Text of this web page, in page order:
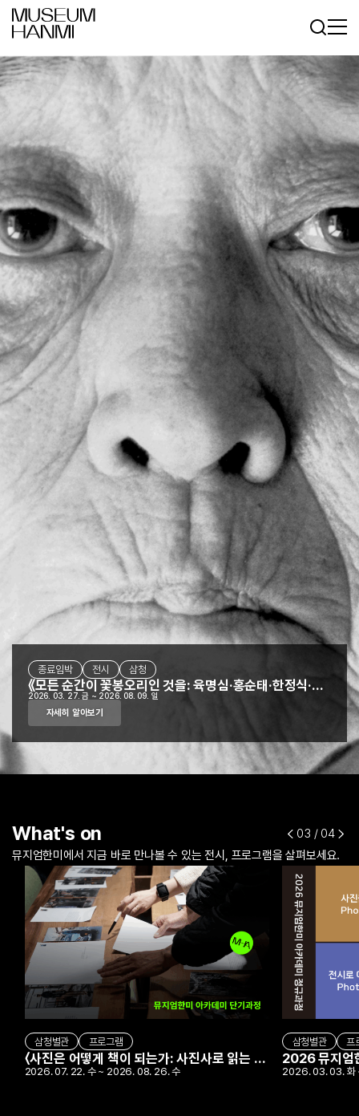
종료임박 전시 삼청
《모든 순간이 꽃봉오리인 것을: 육명심·홍순태·한정식·박영숙》
2026. 03. 27. 금 ~ 2026. 08. 09. 일
자세히 알아보기
전시 삼청별관
D-36 프로그램 김포
What's on 03 / 04
뮤지엄한미에서 지금 바로 만나볼 수 있는 전시, 프로그램을 살펴보세요.
삼청별관 프로그램
〈사진은 어떻게 책이 되는가: 사진사로 읽는 포토북〉
2026. 07. 22. 수 ~ 2026. 08. 26. 수
삼청별관 프
2026 뮤지엄
2026. 03. 03. 화